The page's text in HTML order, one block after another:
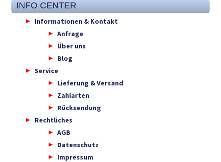
INFO CENTER
Informationen & Kontakt
Anfrage
Über uns
Blog
Service
Lieferung & Versand
Zahlarten
Rücksendung
Rechtliches
AGB
Datenschutz
Impressum